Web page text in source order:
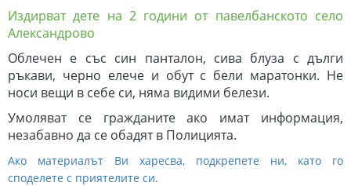
Издирват дете на 2 години от павелбанското село
Александрово
Облечен е със син панталон, сива блуза с дълги
ръкави, черно елече и обут с бели маратонки. Не
носи вещи в себе си, няма видими белези.
Умоляват се гражданите ако имат информация,
незабавно да се обадят в Полицията.
Ако материалът Ви харесва, подкрепете ни, като го
споделете с приятелите си.